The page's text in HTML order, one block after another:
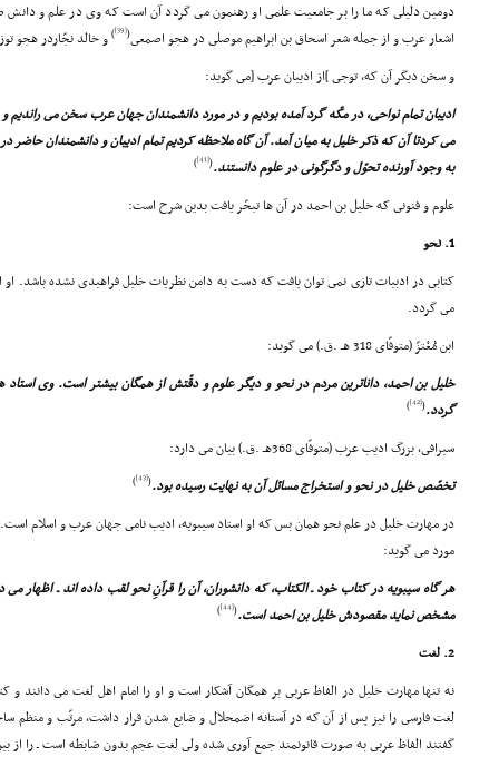
دومین دلیلى که ما را بر جامعیت علمى او رهنمون مى گردد آن است که وى در علم و
اشعار عرب و از جمله شعر اسحاق بن ابراهیم موصلى در هجو اصمعى(
[39]
)و خالد نجّاردر هجو
و سخن دیگر آن که، توجى ]از ادیبان عرب [مى گوید:
ادیبان تمام نواحى، در مکّه گرد آمده بودیم و در مورد دانشمندان جهان عرب سخن مى
مى کردتا آن که ذکر خلیل به میان آمد. آن گاه ملاحظه کردیم تمام ادیبان و دانشمندان حاضر
به وجود آورنده تحوّل و دگرگونى در علوم دانستند.(
[41]
)
علوم و فنونى که خلیل بن احمد در آن ها تبحّر یافت بدین شرح است:
1. نحو
کتابى در ادبیات تازى نمى توان یافت که دست به دامن نظریات خلیل فراهیدى نشده باشد.
مى گردد.
ابن مُعْتزّ (متوفّاى 318 هـ .ق.) مى گوید:
خلیل بن احمد، داناترین مردم در نحو و دیگر علوم و دقّتش از همگان بیشتر است. وى
گردد.(
[42]
)
سیرافى، بزرگ ادیب عرب (متوفّاى 368هـ .ق.) بیان مى دارد:
تخصّص خلیل در نحو و استخراج مسائل آن به نهایت رسیده بود.(
[43]
)
مورد مى گوید:
هر گاه سیبویه در کتاب خود ـ الکتاب، که دانشوران، آن را قرآنِ نحو لقب داده اند ـ اظهار
مشخص نماید مقصودش خلیل بن احمد است.(
[44]
)
2. لغت
نه تنها مهارت خلیل در الفاظ عربى بر همگان آشکار است و او را امام اهل لغت مى دانند و
لغت فارسى را نیز پس از آن که در آستانه اضمحلال و ضایع شدن قرار داشت، مرتّب و منظم
گفتند الفاظ عربى به صورت قانونمند جمع آورى شده ولى لغت عجم بدون ضابطه است ـ را از